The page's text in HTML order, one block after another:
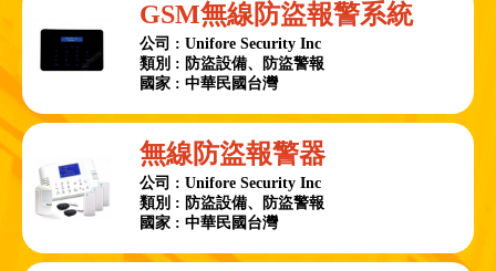
GSM無線防盜報警系統
公司 : Unifore Security Inc
類別 : 防盜設備、防盜警報
國家 : 中華民國台灣
無線防盜報警器
公司 : Unifore Security Inc
類別 : 防盜設備、防盜警報
國家 : 中華民國台灣